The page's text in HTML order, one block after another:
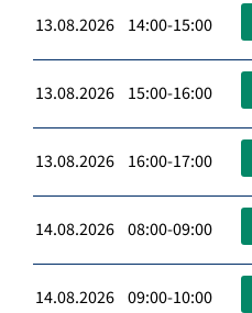
13.08.2026 14:00-15:00
13.08.2026 15:00-16:00
13.08.2026 16:00-17:00
14.08.2026 08:00-09:00
14.08.2026 09:00-10:00